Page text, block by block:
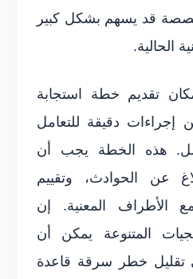
قد يسهم بشكل كبير
الحالية.
تقديم خطة استجابة
إجراءات دقيقة للتعامل
هذه الخطة يجب أن
عن الحوادث، وتقييم
الأطراف المعنية. إن
المتنوعة يمكن أن
تقليل خطر سرقة قاعدة